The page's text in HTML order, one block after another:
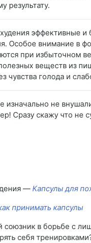
результату.
эффективные
Особое внимание в
при избыточном
веществ из
чувства голода и
изначально не
Сразу скажу что не
— Капсулы для
принимать капсулы
в борьбе с
себя